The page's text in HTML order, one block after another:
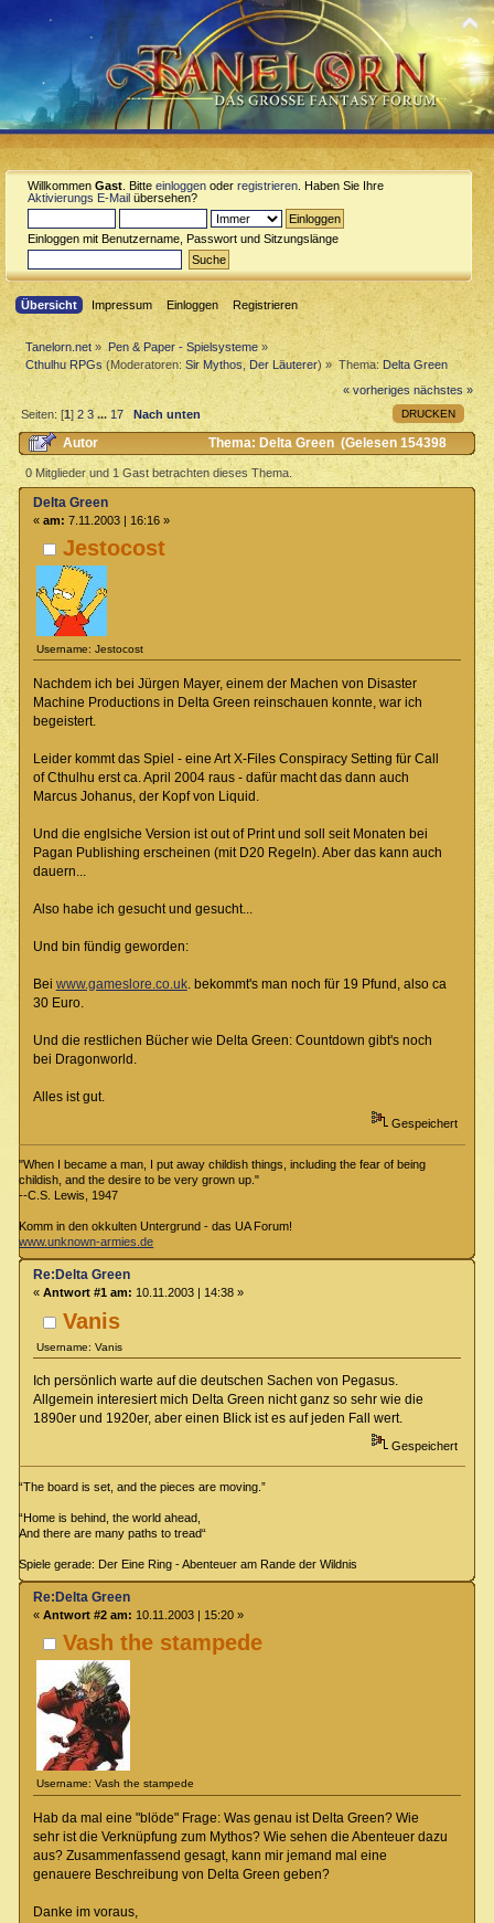
Willkommen Gast . Bitte einloggen oder registrieren . Haben Sie Ihre
Aktivierungs E-Mail übersehen?
Einloggen mit Benutzername, Passwort und Sitzungslänge
Übersicht Impressum Einloggen Registrieren
Tanelorn.net » Pen & Paper - Spielsysteme»
Cthulhu RPGs (Moderatoren:Sir Mythos, Der Läuterer) » Thema:Delta Green
« vorheriges nächstes »
DRUCKEN
Seiten: [1]2 3 ...17 Nach unten
Autor
Thema: Delta Green (Gelesen 154398
mal)
0 Mitglieder und 1 Gast betrachten dieses Thema.
Jestocost
Username: Jestocost
Delta Green
« am: 7.11.2003 | 16:16 »
Nachdem ich bei Jürgen Mayer, einem der Machen von Disaster
Machine Productions in Delta Green reinschauen konnte, war ich
begeistert.
Leider kommt das Spiel - eine Art X-Files Conspiracy Setting für Call
of Cthulhu erst ca. April 2004 raus - dafür macht das dann auch
Marcus Johanus, der Kopf von Liquid.
Und die englsiche Version ist out of Print und soll seit Monaten bei
Pagan Publishing erscheinen (mit D20 Regeln). Aber das kann auch
dauern...
Also habe ich gesucht und gesucht...
Und bin fündig geworden:
Bei www.gameslore.co.uk. bekommt's man noch für 19 Pfund, also ca
30 Euro.
Und die restlichen Bücher wie Delta Green: Countdown gibt's noch
bei Dragonworld.
Alles ist gut.
Gespeichert
"When I became a man, I put away childish things, including the fear of being
childish, and the desire to be very grown up."
--C.S. Lewis, 1947
Komm in den okkulten Untergrund - das UA Forum!
www.unknown-armies.de
Vanis
Username: Vanis
Re:Delta Green
« Antwort #1 am: 10.11.2003 | 14:38 »
Ich persönlich warte auf die deutschen Sachen von Pegasus.
Allgemein interesiert mich Delta Green nicht ganz so sehr wie die
1890er und 1920er, aber einen Blick ist es auf jeden Fall wert.
Gespeichert
“The board is set, and the pieces are moving.”
“Home is behind, the world ahead,
And there are many paths to tread“
Spiele gerade: Der Eine Ring - Abenteuer am Rande der Wildnis
Vash the stampede
Username: Vash the stampede
Re:Delta Green
« Antwort #2 am: 10.11.2003 | 15:20 »
Hab da mal eine "blöde" Frage: Was genau ist Delta Green? Wie
sehr ist die Verknüpfung zum Mythos? Wie sehen die Abenteuer dazu
aus? Zusammenfassend gesagt, kann mir jemand mal eine
genauere Beschreibung von Delta Green geben?
Danke im voraus,